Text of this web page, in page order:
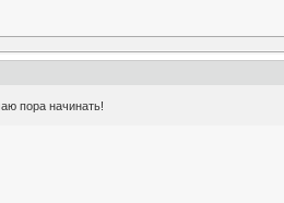
пора начинать!